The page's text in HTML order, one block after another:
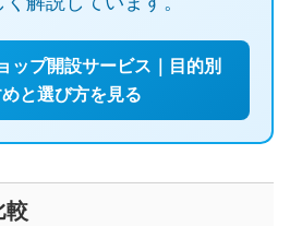
ップ開設サービス｜目的別
と選び方を見る
較